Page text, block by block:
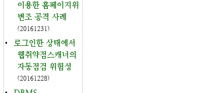
이용한 홈페이지위
변조 공격 사례
(20161231)
•
로그인한 상태에서
웹취약점스캐너의
자동점검 위험성
(20161228)